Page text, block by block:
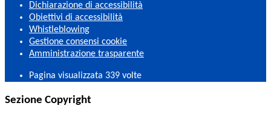
Dichiarazione di accessibilità
Obiettivi di accessibilità
Whistleblowing
Gestione consensi cookie
Amministrazione trasparente
Pagina visualizzata 339 volte
Sezione Copyright